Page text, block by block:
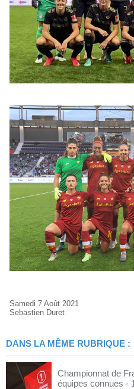
Samedi 7 Août 2021
Sebastien Duret
DANS LA MÊME RUBRIQUE :
Championnat de
équipes connues -